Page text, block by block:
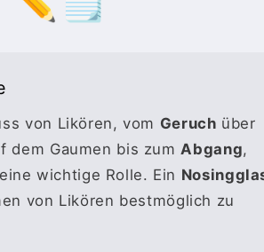
von Likören, vom Geruch über
dem Gaumen bis zum Abgang,
wichtige Rolle. Ein
von Likören bestmöglich zu